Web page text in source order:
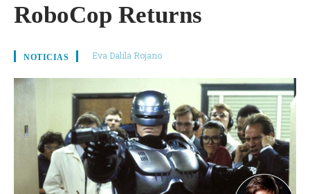
RoboCop Returns
NOTICIAS Eva Dalila Rojano